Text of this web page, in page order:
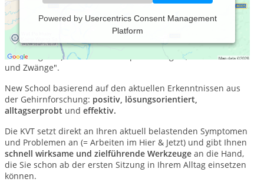
Powered by Usercentrics Consent Management
Platform
Als Heilpraktikerin für Psychotherapie habe ich mich
spezialisiert auf dieKognitive Verhaltenstherapie(praktisch
und integrativ) mit dem Schwerpunkt "Ängste, Panikattacken
und Zwänge".
New School basierend auf den aktuellen Erkenntnissen aus
der Gehirnforschung: positiv, lösungsorientiert,
alltagserprobt und effektiv.
Die KVT setzt direkt an Ihren aktuell belastenden Symptomen
und Problemen an (= Arbeiten im Hier & Jetzt) und gibt Ihnen
schnell wirksame und zielführende Werkzeuge an die Hand,
die Sie schon ab der ersten Sitzung in Ihrem Alltag einsetzen
können.